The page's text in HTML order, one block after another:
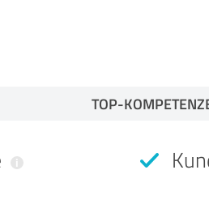
TOP-